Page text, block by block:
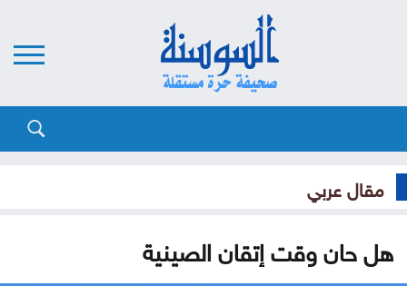
مقال عربي
هل حان وقت إتقان الصينية